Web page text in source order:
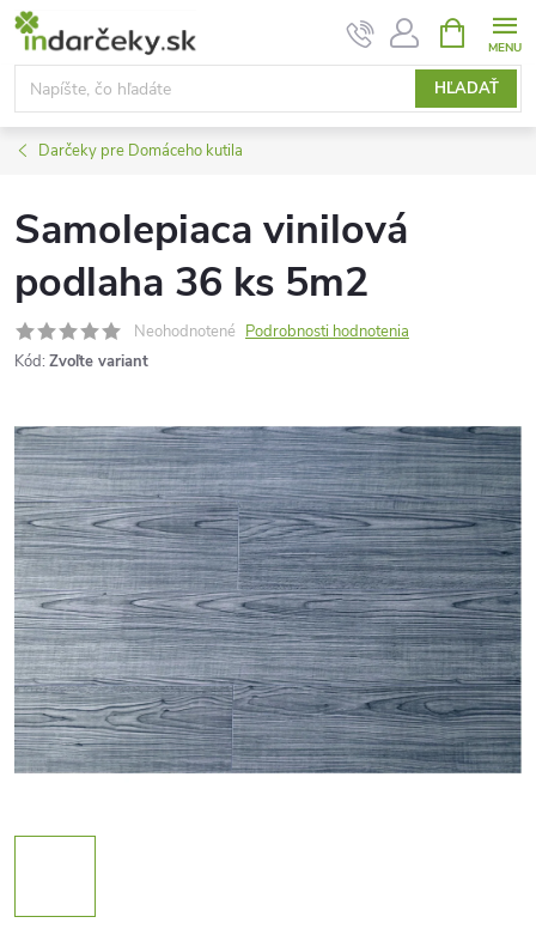
Prejsť
obsah
HĽADAŤ
KOŠÍK
Darčeky pre Domáceho kutila
Samolepiaca vinilová
podlaha 36 ks 5m2
Neohodnotené Podrobnosti hodnotenia
Kód: Zvoľte variant